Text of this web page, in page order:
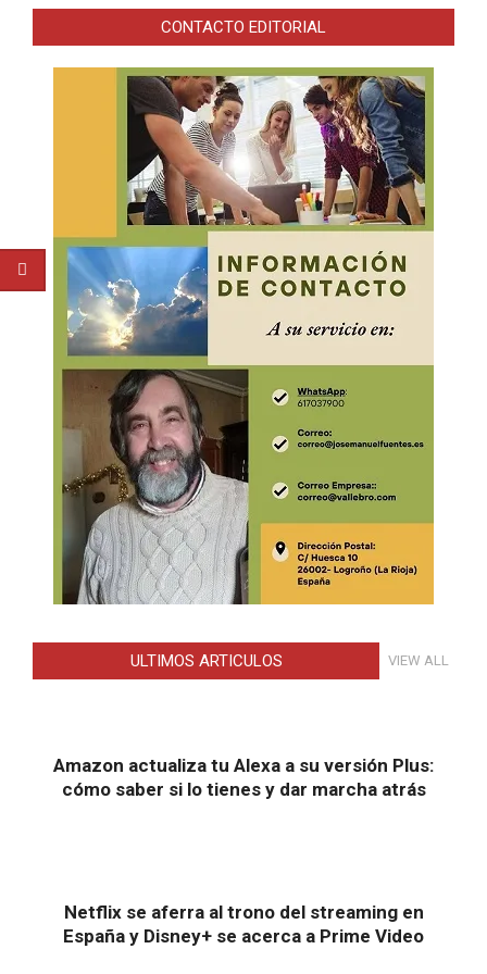
CONTACTO EDITORIAL
ULTIMOS ARTICULOS VIEW ALL
Amazon actualiza tu Alexa a su versión Plus:
cómo saber si lo tienes y dar marcha atrás
Netflix se aferra al trono del streaming en
España y Disney+ se acerca a Prime Video